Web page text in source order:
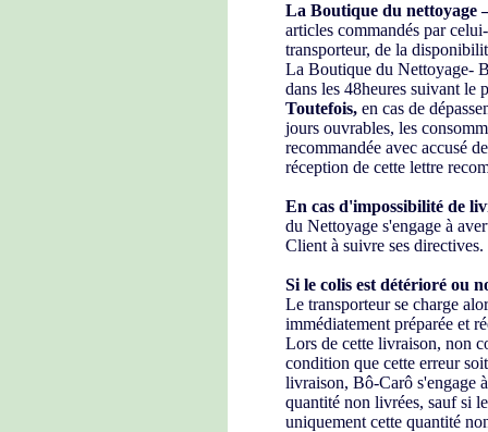
La Boutique du nettoyage
articles commandés par
transporteur, de la
La Boutique du Nettoyage-
dans les 48heures suivant le
Toutefois, en cas de
jours ouvrables, les
recommandée avec accusé
réception de cette lettre
En cas d'impossibilité de
du Nettoyage s'engage à
Client à suivre ses directives.
Si le colis est détérioré ou
Le transporteur se charge
immédiatement préparée et
Lors de cette livraison, non
condition que cette erreur
livraison, Bô-Carô s'engage
quantité non livrées, sauf si
uniquement cette quantité